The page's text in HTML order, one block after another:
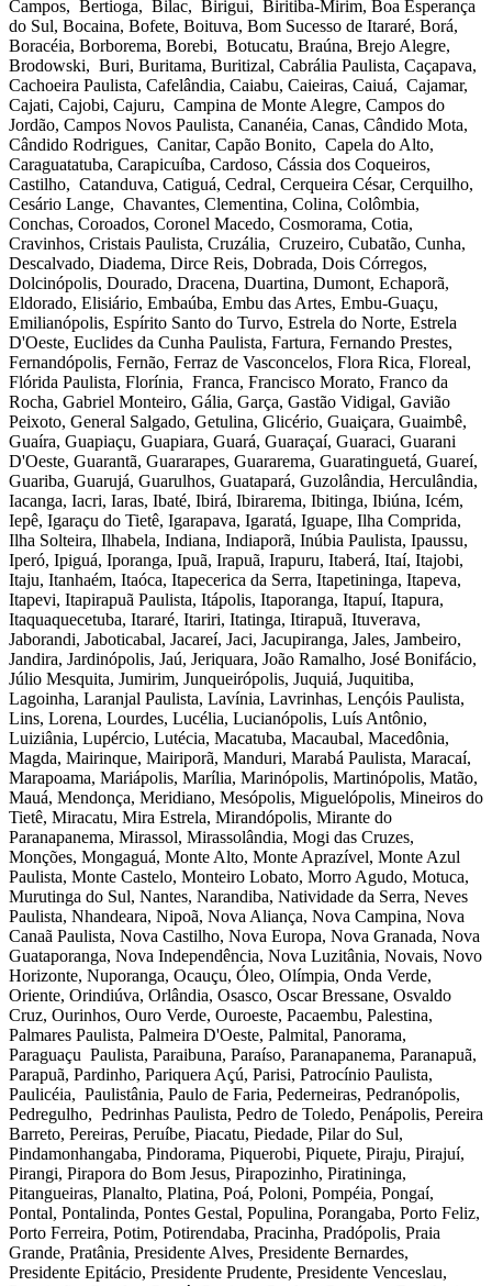
Campos, Bertioga, Bilac, Birigui, Biritiba-Mirim, Boa Esperança
do Sul, Bocaina, Bofete, Boituva, Bom Sucesso de Itararé, Borá,
Boracéia, Borborema, Borebi, Botucatu, Braúna, Brejo Alegre,
Brodowski, Buri, Buritama, Buritizal, Cabrália Paulista, Caçapava,
Cachoeira Paulista, Cafelândia, Caiabu, Caieiras, Caiuá, Cajamar,
Cajati, Cajobi, Cajuru, Campina de Monte Alegre, Campos do
Jordão, Campos Novos Paulista, Cananéia, Canas, Cândido Mota,
Cândido Rodrigues, Canitar, Capão Bonito, Capela do Alto,
Caraguatatuba, Carapicuíba, Cardoso, Cássia dos Coqueiros,
Castilho, Catanduva, Catiguá, Cedral, Cerqueira César, Cerquilho,
Cesário Lange, Chavantes, Clementina, Colina, Colômbia,
Conchas, Coroados, Coronel Macedo, Cosmorama, Cotia,
Cravinhos, Cristais Paulista, Cruzália, Cruzeiro, Cubatão, Cunha,
Descalvado, Diadema, Dirce Reis, Dobrada, Dois Córregos,
Dolcinópolis, Dourado, Dracena, Duartina, Dumont, Echaporã,
Eldorado, Elisiário, Embaúba, Embu das Artes, Embu-Guaçu,
Emilianópolis, Espírito Santo do Turvo, Estrela do Norte, Estrela
D'Oeste, Euclides da Cunha Paulista, Fartura, Fernando Prestes,
Fernandópolis, Fernão, Ferraz de Vasconcelos, Flora Rica, Floreal,
Flórida Paulista, Florínia, Franca, Francisco Morato, Franco da
Rocha, Gabriel Monteiro, Gália, Garça, Gastão Vidigal, Gavião
Peixoto, General Salgado, Getulina, Glicério, Guaiçara, Guaimbê,
Guaíra, Guapiaçu, Guapiara, Guará, Guaraçaí, Guaraci, Guarani
D'Oeste, Guarantã, Guararapes, Guararema, Guaratinguetá, Guareí,
Guariba, Guarujá, Guarulhos, Guatapará, Guzolândia, Herculândia,
Iacanga, Iacri, Iaras, Ibaté, Ibirá, Ibirarema, Ibitinga, Ibiúna, Icém,
Iepê, Igaraçu do Tietê, Igarapava, Igaratá, Iguape, Ilha Comprida,
Ilha Solteira, Ilhabela, Indiana, Indiaporã, Inúbia Paulista, Ipaussu,
Iperó, Ipiguá, Iporanga, Ipuã, Irapuã, Irapuru, Itaberá, Itaí, Itajobi,
Itaju, Itanhaém, Itaóca, Itapecerica da Serra, Itapetininga, Itapeva,
Itapevi, Itapirapuã Paulista, Itápolis, Itaporanga, Itapuí, Itapura,
Itaquaquecetuba, Itararé, Itariri, Itatinga, Itirapuã, Ituverava,
Jaborandi, Jaboticabal, Jacareí, Jaci, Jacupiranga, Jales, Jambeiro,
Jandira, Jardinópolis, Jaú, Jeriquara, João Ramalho, José Bonifácio,
Júlio Mesquita, Jumirim, Junqueirópolis, Juquiá, Juquitiba,
Lagoinha, Laranjal Paulista, Lavínia, Lavrinhas, Lençóis Paulista,
Lins, Lorena, Lourdes, Lucélia, Lucianópolis, Luís Antônio,
Luiziânia, Lupércio, Lutécia, Macatuba, Macaubal, Macedônia,
Magda, Mairinque, Mairiporã, Manduri, Marabá Paulista, Maracaí,
Marapoama, Mariápolis, Marília, Marinópolis, Martinópolis, Matão,
Mauá, Mendonça, Meridiano, Mesópolis, Miguelópolis, Mineiros do
Tietê, Miracatu, Mira Estrela, Mirandópolis, Mirante do
Paranapanema, Mirassol, Mirassolândia, Mogi das Cruzes,
Monções, Mongaguá, Monte Alto, Monte Aprazível, Monte Azul
Paulista, Monte Castelo, Monteiro Lobato, Morro Agudo, Motuca,
Murutinga do Sul, Nantes, Narandiba, Natividade da Serra, Neves
Paulista, Nhandeara, Nipoã, Nova Aliança, Nova Campina, Nova
Canaã Paulista, Nova Castilho, Nova Europa, Nova Granada, Nova
Guataporanga, Nova Independência, Nova Luzitânia, Novais, Novo
Horizonte, Nuporanga, Ocauçu, Óleo, Olímpia, Onda Verde,
Oriente, Orindiúva, Orlândia, Osasco, Oscar Bressane, Osvaldo
Cruz, Ourinhos, Ouro Verde, Ouroeste, Pacaembu, Palestina,
Palmares Paulista, Palmeira D'Oeste, Palmital, Panorama,
Paraguaçu Paulista, Paraibuna, Paraíso, Paranapanema, Paranapuã,
Parapuã, Pardinho, Pariquera Açú, Parisi, Patrocínio Paulista,
Paulicéia, Paulistânia, Paulo de Faria, Pederneiras, Pedranópolis,
Pedregulho, Pedrinhas Paulista, Pedro de Toledo, Penápolis, Pereira
Barreto, Pereiras, Peruíbe, Piacatu, Piedade, Pilar do Sul,
Pindamonhangaba, Pindorama, Piquerobi, Piquete, Piraju, Pirajuí,
Pirangi, Pirapora do Bom Jesus, Pirapozinho, Piratininga,
Pitangueiras, Planalto, Platina, Poá, Poloni, Pompéia, Pongaí,
Pontal, Pontalinda, Pontes Gestal, Populina, Porangaba, Porto Feliz,
Porto Ferreira, Potim, Potirendaba, Pracinha, Pradópolis, Praia
Grande, Pratânia, Presidente Alves, Presidente Bernardes,
Presidente Epitácio, Presidente Prudente, Presidente Venceslau,